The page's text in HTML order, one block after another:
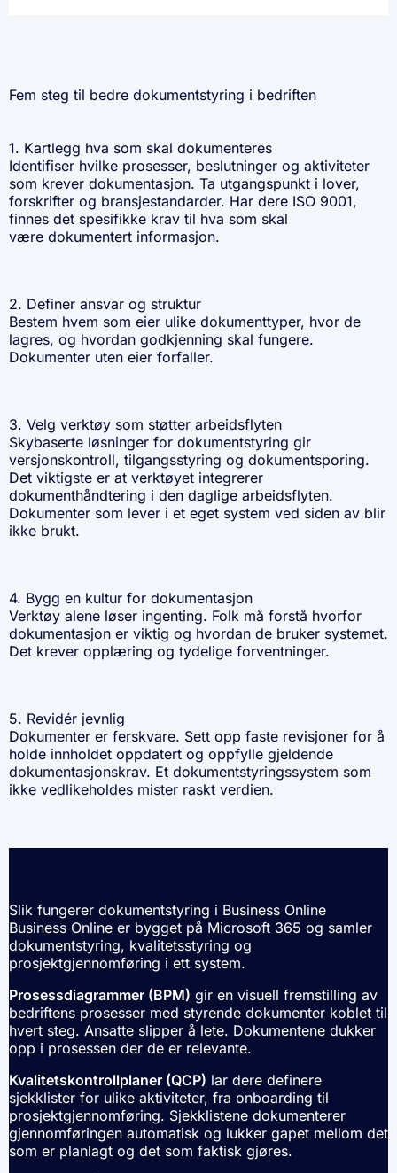
Fem steg til bedre dokumentstyring i bedriften
1. Kartlegg hva som skal dokumenteres
Identifiser hvilke prosesser, beslutninger og aktiviteter
som krever dokumentasjon. Ta utgangspunkt i lover,
forskrifter og bransjestandarder. Har dere ISO 9001,
finnes det spesifikke krav til hva som skal
være dokumentert informasjon.
2. Definer ansvar og struktur
Bestem hvem som eier ulike dokumenttyper, hvor de
lagres, og hvordan godkjenning skal fungere.
Dokumenter uten eier forfaller.
3. Velg verktøy som støtter arbeidsflyten
Skybaserte løsninger for dokumentstyring gir
versjonskontroll, tilgangsstyring og dokumentsporing.
Det viktigste er at verktøyet integrerer
dokumenthåndtering i den daglige arbeidsflyten.
Dokumenter som lever i et eget system ved siden av blir
ikke brukt.
4. Bygg en kultur for dokumentasjon
Verktøy alene løser ingenting. Folk må forstå hvorfor
dokumentasjon er viktig og hvordan de bruker systemet.
Det krever opplæring og tydelige forventninger.
5. Revidér jevnlig
Dokumenter er ferskvare. Sett opp faste revisjoner for å
holde innholdet oppdatert og oppfylle gjeldende
dokumentasjonskrav. Et dokumentstyringssystem som
ikke vedlikeholdes mister raskt verdien.
Slik fungerer dokumentstyring i Business Online
Business Online er bygget på Microsoft 365 og samler
dokumentstyring, kvalitetsstyring og
prosjektgjennomføring i ett system.
Prosessdiagrammer (BPM) gir en visuell fremstilling av
bedriftens prosesser med styrende dokumenter koblet til
hvert steg. Ansatte slipper å lete. Dokumentene dukker
opp i prosessen der de er relevante.
Kvalitetskontrollplaner (QCP) lar dere definere
sjekklister for ulike aktiviteter, fra onboarding til
prosjektgjennomføring. Sjekklistene dokumenterer
gjennomføringen automatisk og lukker gapet mellom det
som er planlagt og det som faktisk gjøres.